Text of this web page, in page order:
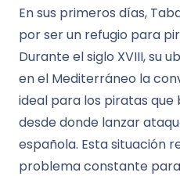
En sus primeros días,
por ser un refugio para
Durante el siglo XVIII, su
en el Mediterráneo la
ideal para los piratas que
desde donde lanzar
española. Esta situación
problema constante para